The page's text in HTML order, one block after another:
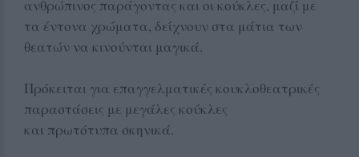
ανθρώπινος παράγοντας και οι κούκλες, μαζί με
τα έντονα χρώματα, δείχνουν στα μάτια των
θεατών να κινούνται μαγικά.
Πρόκειται για επαγγελματικές κουκλοθεατρικές
παραστάσεις με μεγάλες κούκλες
και πρωτότυπα σκηνικά.